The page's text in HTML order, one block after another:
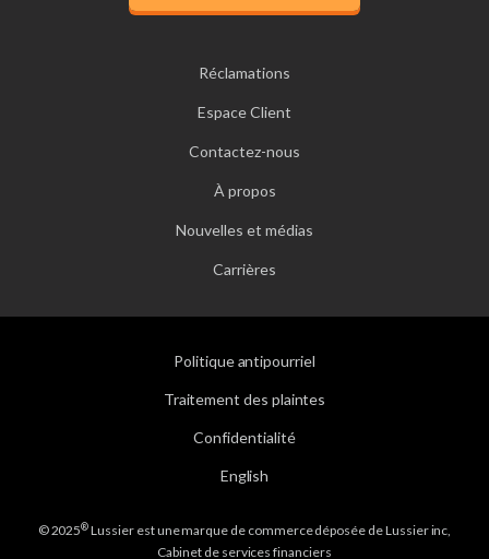
Réclamations
Espace Client
Contactez-nous
À propos
Nouvelles et médias
Carrières
Politique antipourriel
Traitement des plaintes
Confidentialité
English
© 2025®Lussier est une marque de commerce déposée de Lussier inc,
Cabinet de services financiers